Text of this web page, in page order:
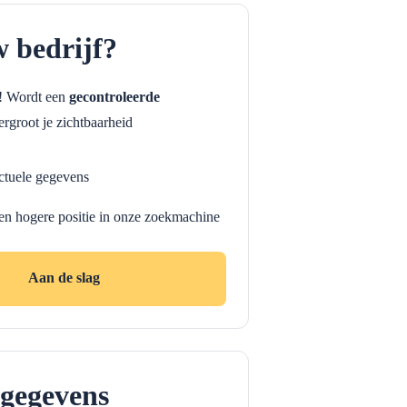
bedrijf?
een gecontroleerde
je zichtbaarheid
gegevens
hogere positie in onze zoekmachine
Aan de slag